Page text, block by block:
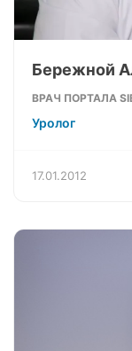
Бережной
ВРАЧ ПОРТАЛА
Уролог
17.01.2012